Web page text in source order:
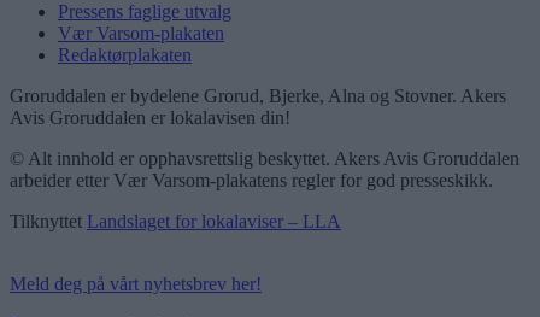
Pressens faglige utvalg
Vær Varsom-plakaten
Redaktørplakaten
Groruddalen er bydelene Grorud, Bjerke, Alna og Stovner. Akers
Avis Groruddalen er lokalavisen din!
© Alt innhold er opphavsrettslig beskyttet. Akers Avis Groruddalen
arbeider etter Vær Varsom-plakatens regler for god presseskikk.
Tilknyttet Landslaget for lokalaviser – LLA
Meld deg på vårt nyhetsbrev her!